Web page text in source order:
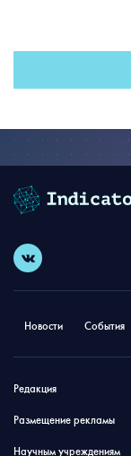
Новости События
Редакция
Размещение рекламы
Научным учреждениям